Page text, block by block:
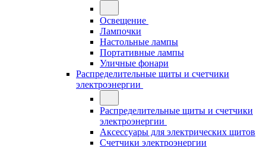
Освещение
Лампочки
Настольные лампы
Портативные лампы
Уличные фонари
Распределительные щиты и счетчики
электроэнергии
Распределительные щиты и счетчики
электроэнергии
Аксессуары для электрических щитов
Счетчики электроэнергии